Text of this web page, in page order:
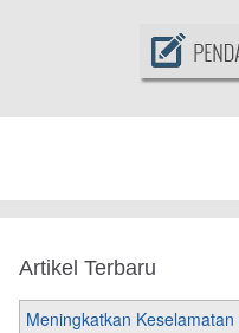
Artikel Terbaru
Meningkatkan